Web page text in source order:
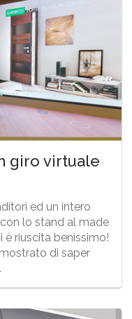
giro virtuale
ed un intero
lo stand al made
è riuscita benissimo!
di saper